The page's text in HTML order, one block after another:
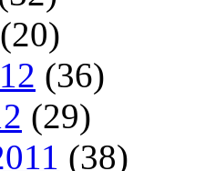
(20)
(36)
(29)
(38)